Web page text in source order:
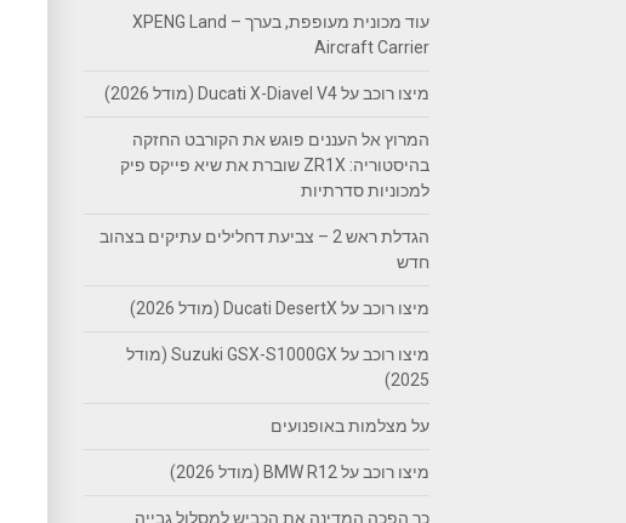
עוד מכונית מעופפת, בערך – XPENG Land
Aircraft Carrier
מיצו רוכב על Ducati X-Diavel V4 (מודל 2026)
המרוץ אל העננים פוגש את הקורבט החזקה
בהיסטוריה: ZR1X שוברת את שיא פייקס פיק
למכוניות סדרתיות
הגדלת ראש 2 – צביעת דחלילים עתיקים בצהוב
חדש
מיצו רוכב על Ducati DesertX (מודל 2026)
מיצו רוכב על Suzuki GSX-S1000GX (מודל
2025)
על מצלמות באופנועים
מיצו רוכב על BMW R12 (מודל 2026)
כך הפכה המדינה את הכביש למסלול גבייה